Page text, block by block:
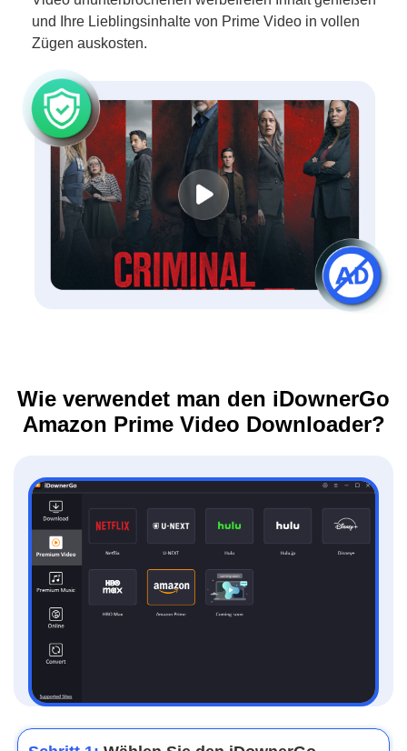
Video ununterbrochenen werbefreien Inhalt genießen
und Ihre Lieblingsinhalte von Prime Video in vollen
Zügen auskosten.
Wie verwendet man den iDownerGo
Amazon Prime Video Downloader?